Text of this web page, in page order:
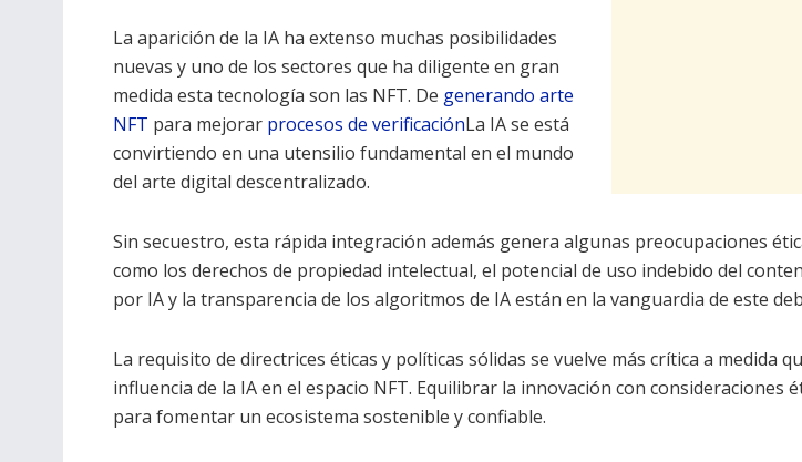
La aparición de la IA ha extenso muchas posibilidades
nuevas y uno de los sectores que ha diligente en gran
medida esta tecnología son las NFT. De generando arte
NFT para mejorar procesos de verificaciónLa IA se está
convirtiendo en una utensilio fundamental en el mundo
del arte digital descentralizado.
Sin secuestro, esta rápida integración además genera algunas preocupaciones
como los derechos de propiedad intelectual, el potencial de uso indebido del
por IA y la transparencia de los algoritmos de IA están en la vanguardia de este
La requisito de directrices éticas y políticas sólidas se vuelve más crítica a medida
influencia de la IA en el espacio NFT. Equilibrar la innovación con consideraciones
para fomentar un ecosistema sostenible y confiable.